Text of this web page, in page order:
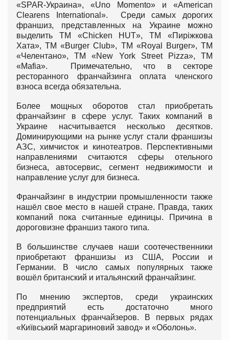
«SPAR-Украина», «Uno Momento» и «American
Clearens International». Среди самых дорогих
франшиз, представленных на Украине можно
выделить ТМ «Chicken HUT», ТМ «Пиріжкова
Хата», ТМ «Burger Club», ТМ «Royal Burger», ТМ
«Челентано», ТМ «New York Street Pizza», ТМ
«Mafia». Примечательно, что в секторе
ресторанного франчайзинга оплата членского
взноса всегда обязательна.
Более мощных оборотов стал приобретать
франчайзинг в сфере услуг. Таких компаний в
Украине насчитывается несколько десятков.
Доминирующими на рынке услуг стали франшизы
АЗС, химчисток и кинотеатров. Перспективными
направлениями считаются сферы отельного
бизнеса, автосервис, сегмент недвижимости и
направление услуг для бизнеса.
Франчайзинг в индустрии промышленности также
нашёл свое место в нашей стране. Правда, таких
компаний пока считанные единицы. Причина в
дороговизне франшиз такого типа.
В большинстве случаев наши соотечественники
приобретают франшизы из США, России и
Германии. В число самых популярных также
вошёл британский и итальянский франчайзинг.
По мнению экспертов, среди украинских
предприятий есть достаточно много
потенциальных франчайзеров. В первых рядах
«Київський маргариновий завод» и «Оболонь».